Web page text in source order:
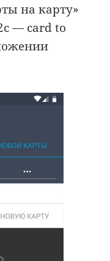
на карту»
— card to